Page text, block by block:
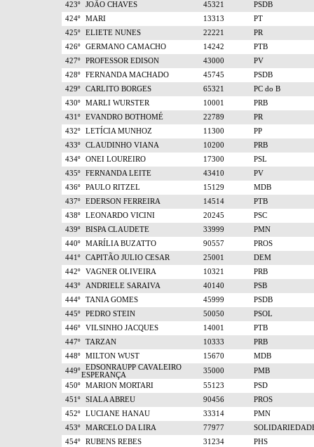
423º
JOÃO CHAVES 45321
PSDB
424º
MARI 13313
PT
425º
ELIETE NUNES 22221
PR
426º
GERMANO CAMACHO 14242
PTB
427º
PROFESSOR EDISON 43000
PV
428º
FERNANDA MACHADO 45745
PSDB
429º
CARLITO BORGES 65321
PC do B
430º
MARLI WURSTER 10001
PRB
431º
EVANDRO BOTHOMÉ 22789
PR
432º
LETÍCIA MUNHOZ 11300
PP
433º
CLAUDINHO VIANA 10200
PRB
434º
ONEI LOUREIRO 17300
PSL
435º
FERNANDA LEITE 43410
PV
436º
PAULO RITZEL 15129
MDB
437º
EDERSON FERREIRA 14514
PTB
438º
LEONARDO VICINI 20245
PSC
439º
BISPA CLAUDETE 33999
PMN
440º
MARÍLIA BUZATTO 90557
PROS
441º
CAPITÃO JULIO CESAR 25001
DEM
442º
VAGNER OLIVEIRA 10321
PRB
443º
ANDRIELE SARAIVA 40140
PSB
444º
TANIA GOMES 45999
PSDB
445º
PEDRO STEIN 50050
PSOL
446º
VILSINHO JACQUES 14001
PTB
447º
TARZAN 10333
PRB
448º
MILTON WUST 15670
MDB
449º
EDSONRAUPP CAVALEIRO
ESPERANÇA
35000
PMB
450º
MARION MORTARI 55123
PSD
451º
SIALA ABREU 90456
PROS
452º
LUCIANE HANAU 33314
PMN
453º
MARCELO DA LIRA 77977
454º
RUBENS REBES 31234 PHS